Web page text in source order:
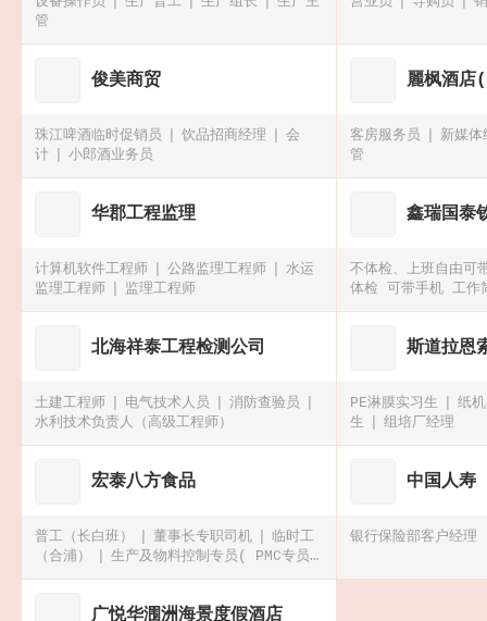
管
俊美商贸
珠江啤酒临时促销员 饮品招商经理
会
计
小郎酒业务员
麗枫酒店
客房服务员
新媒体
管
华郡工程监理
计算机软件工程师 公路监理工程师
水运
监理工程师
监理工程师
鑫瑞国泰
不体检、上班自由可
体检 可带手机 工作
可带手机、可预支工
北海祥泰工程检测公司
土建工程师 电气技术人员
消防查验员
水利技术负责人（高级工程师）
斯道拉恩
PE淋膜实习生
纸
生
组培厂经理
宏泰八方食品
普工（长白班） 董事长专职司机
临时工
（合浦）
生产及物料控制专员( PMC专员/
经理)
中国人寿
银行保险部客户经理
广悦华涠洲海景度假酒店